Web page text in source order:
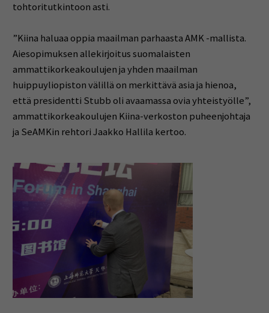
tohtoritutkintoon asti.
”Kiina haluaa oppia maailman parhaasta AMK -mallista.
Aiesopimuksen allekirjoitus suomalaisten
ammattikorkeakoulujen ja yhden maailman
huippuyliopiston välillä on merkittävä asia ja hienoa,
että presidentti Stubb oli avaamassa ovia yhteistyölle”,
ammattikorkeakoulujen Kiina-verkoston puheenjohtaja
ja SeAMKin rehtori Jaakko Hallila kertoo.